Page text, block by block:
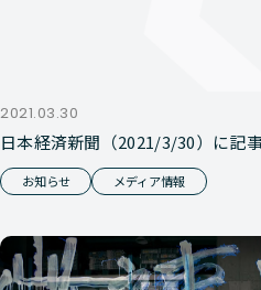
2021.03.30
日本経済新聞（2021/3/30）に記
お知らせ メディア情報